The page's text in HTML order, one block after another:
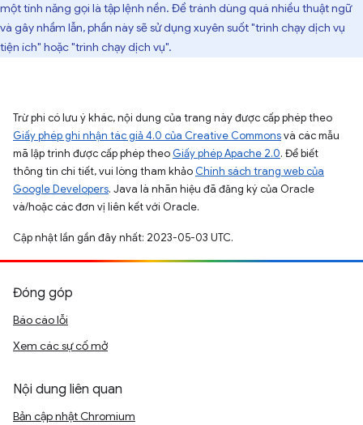
một tính năng gọi là tập lệnh nền. Để tránh dùng quá nhiều thuật ngữ
và gây nhầm lẫn, phần này sẽ sử dụng xuyên suốt "trình chạy dịch vụ
tiện ích" hoặc "trình chạy dịch vụ".
Trừ phi có lưu ý khác, nội dung của trang này được cấp phép theo
Giấy phép ghi nhận tác giả 4.0 của Creative Commonsvà các mẫu
mã lập trình được cấp phép theo Giấy phép Apache 2.0. Để biết
thông tin chi tiết, vui lòng tham khảo Chính sách trang web của
Google Developers. Java là nhãn hiệu đã đăng ký của Oracle
và/hoặc các đơn vị liên kết với Oracle.
Cập nhật lần gần đây nhất: 2023-05-03 UTC.
Đóng góp
Báo cáo lỗi
Xem các sự cố mở
Nội dung liên quan
Bản cập nhật Chromium